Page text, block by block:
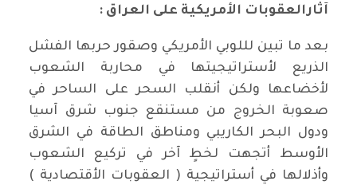
آثارالعقوبات الأمريكية على العراق :
بعد ما تبين لللوبي الأمريكي وصقور حربها الفشل
الذريع لأستراتيجيتها في محاربة الشعوب
لأخضاعها ولكن أنقلب السحر على الساحر في
صعوبة الخروج من مستنقع جنوب شرق آسيا
ودول البحر الكاريبي ومناطق الطاقة في الشرق
الأوسط أتجهت لخطٍ آخر في تركيع الشعوب
وأذلالها في أستراتيجية ( العقوبات الأقتصادية )